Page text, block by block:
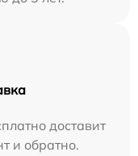
доставит
и обратно.